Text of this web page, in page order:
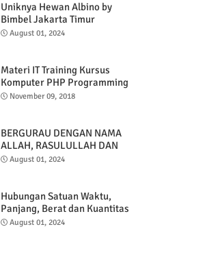
Uniknya Hewan Albino by
Bimbel Jakarta Timur
August 01, 2024
Materi IT Training Kursus
Komputer PHP Programming
& MYSQL basic
November 09, 2018
BERGURAU DENGAN NAMA
ALLAH, RASULULLAH DAN
AL QUR'AN
August 01, 2024
Hubungan Satuan Waktu,
Panjang, Berat dan Kuantitas
August 01, 2024